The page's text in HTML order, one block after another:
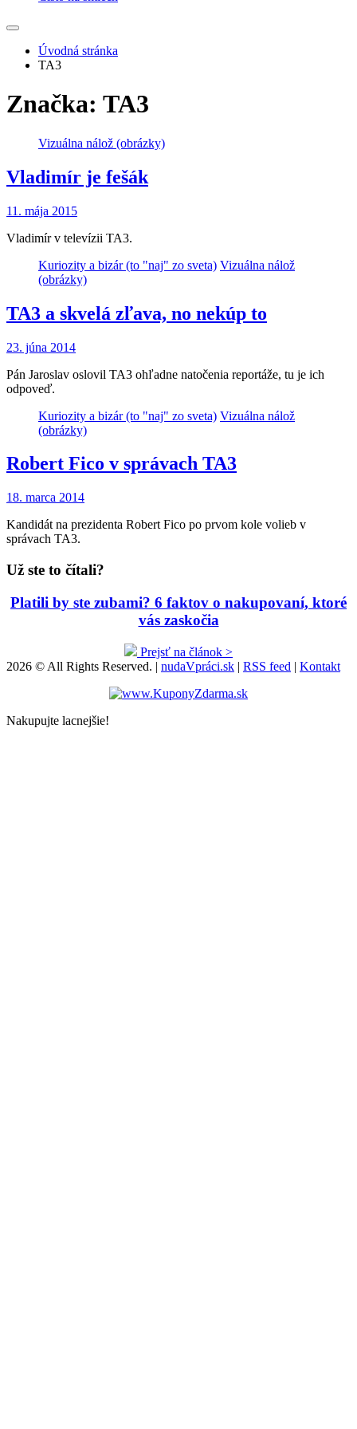
Úvodná stránka
TA3
Značka: TA3
Vizuálna nálož (obrázky)
Vladimír je fešák
11. mája 2015
Vladimír v televízii TA3.
Kuriozity a bizár (to "naj" zo sveta) Vizuálna nálož
(obrázky)
TA3 a skvelá zľava, no nekúp to
23. júna 2014
Pán Jaroslav oslovil TA3 ohľadne natočenia reportáže, tu je ich
odpoveď.
Kuriozity a bizár (to "naj" zo sveta) Vizuálna nálož
(obrázky)
Robert Fico v správach TA3
18. marca 2014
Kandidát na prezidenta Robert Fico po prvom kole volieb v
správach TA3.
Už ste to čítali?
Platili by ste zubami? 6 faktov o nakupovaní, ktoré
vás zaskočia
Prejsť na článok >
2026 © All Rights Reserved. | nudaVpráci.sk RSS feed Kontakt
Nakupujte lacnejšie!